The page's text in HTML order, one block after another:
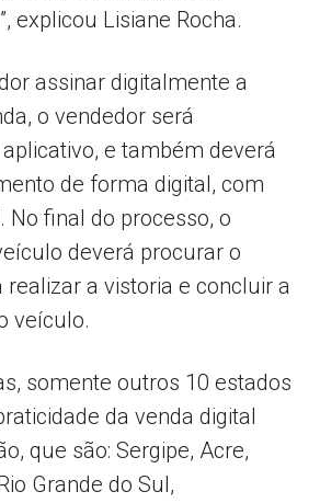
explicou Lisiane Rocha.
assinar digitalmente a
o vendedor será
e também deverá
de forma digital, com
No final do processo, o
deverá procurar o
realizar a vistoria e concluir a
veículo.
somente outros 10 estados
da venda digital
que são: Sergipe, Acre,
Grande do Sul,